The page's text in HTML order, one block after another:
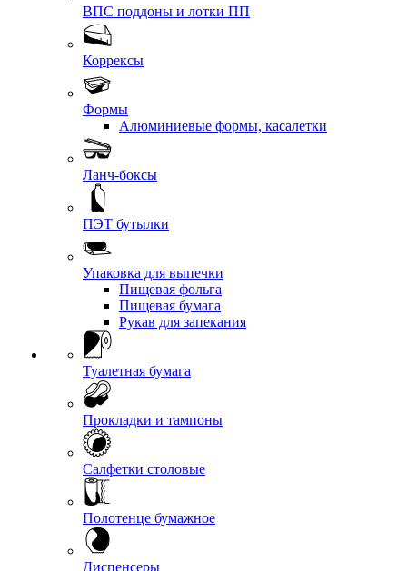
ВПС поддоны и лотки ПП
Коррексы
Формы
Алюминиевые формы, касалетки
Ланч-боксы
ПЭТ бутылки
Упаковка для выпечки
Пищевая фольга
Пищевая бумага
Рукав для запекания
Туалетная бумага
Прокладки и тампоны
Салфетки столовые
Полотенце бумажное
Диспенсеры